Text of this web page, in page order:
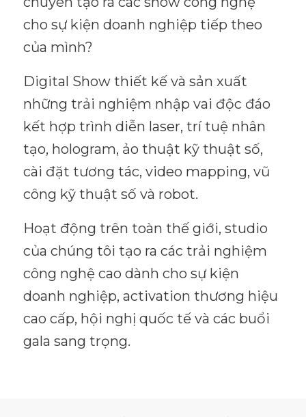
cho sự kiện doanh nghiệp tiếp theo
của mình?
Digital Show thiết kế và sản xuất
những trải nghiệm nhập vai độc đáo
kết hợp trình diễn laser, trí tuệ nhân
tạo, hologram, ảo thuật kỹ thuật số,
cài đặt tương tác, video mapping, vũ
công kỹ thuật số và robot.
Hoạt động trên toàn thế giới, studio
của chúng tôi tạo ra các trải nghiệm
công nghệ cao dành cho sự kiện
doanh nghiệp, activation thương hiệu
cao cấp, hội nghị quốc tế và các buổi
gala sang trọng.